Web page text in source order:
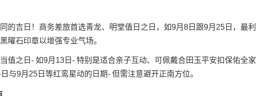
的吉日！商务差旅首选青龙、明堂值日之日，如9月8日跟9月25日，最利
曜石印章以增强专业气场。
值之日- 如9月13日- 特别是适合亲子互动、可佩戴合田玉平安扣保佑全家
与9月25日等红鸾星动的日期- 但需注意避开正南方位。